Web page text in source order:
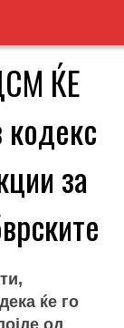
ЌЕ
за
ќе го
од